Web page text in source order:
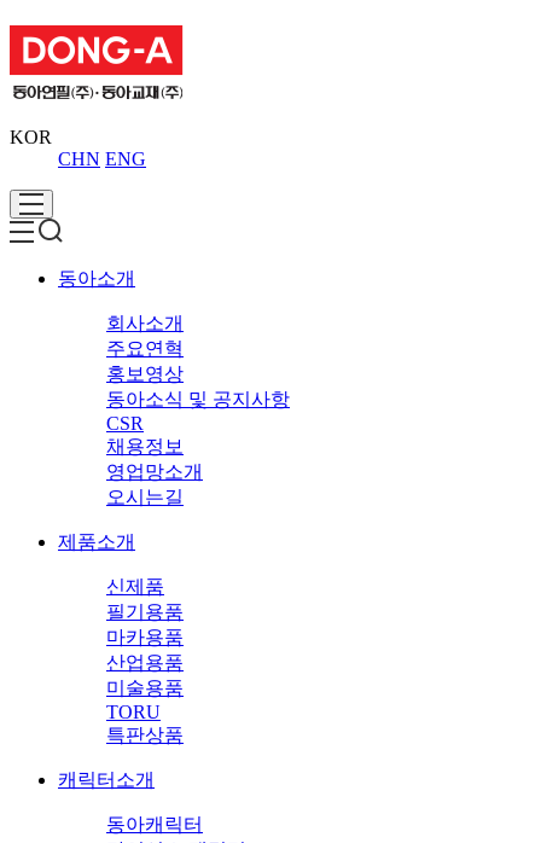
KOR
CHN ENG
동아소개
회사소개
주요연혁
홍보영상
동아소식 및 공지사항
CSR
채용정보
영업망소개
오시는길
제품소개
신제품
필기용품
마카용품
산업용품
미술용품
TORU
특판상품
캐릭터소개
동아캐릭터